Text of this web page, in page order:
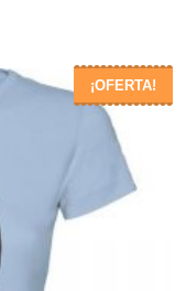
¡OFERTA!